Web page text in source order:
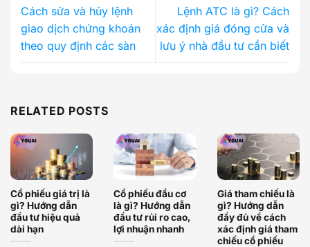
Cách sửa và hủy lệnh
giao dịch chứng khoán
theo quy định các sàn
Lệnh ATC là gì? Cách
xác định giá đóng cửa và
lưu ý nhà đầu tư cần biết
RELATED POSTS
Cổ phiếu giá trị là
gì? Hướng dẫn
đầu tư hiệu quả
dài hạn
Cổ phiếu đầu cơ
là gì? Hướng dẫn
đầu tư rủi ro cao,
lợi nhuận nhanh
Giá tham chiếu là
gì? Hướng dẫn
đầy đủ về cách
xác định giá tham
chiếu cổ phiếu